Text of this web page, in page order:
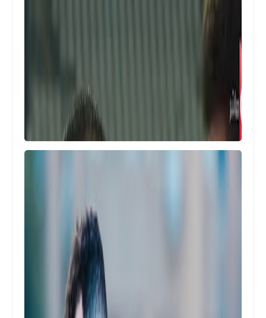
الكاف يزف بشرى سارة للاهلى و الزمالك
بقرار هام قبل السوبر الافريقى